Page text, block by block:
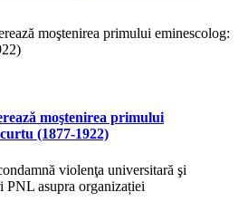
moştenirea primului
(1877-1922)